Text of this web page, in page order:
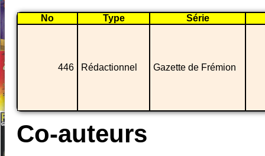
No Type Série
446 Rédactionnel Gazette de Frémion
Co-auteurs